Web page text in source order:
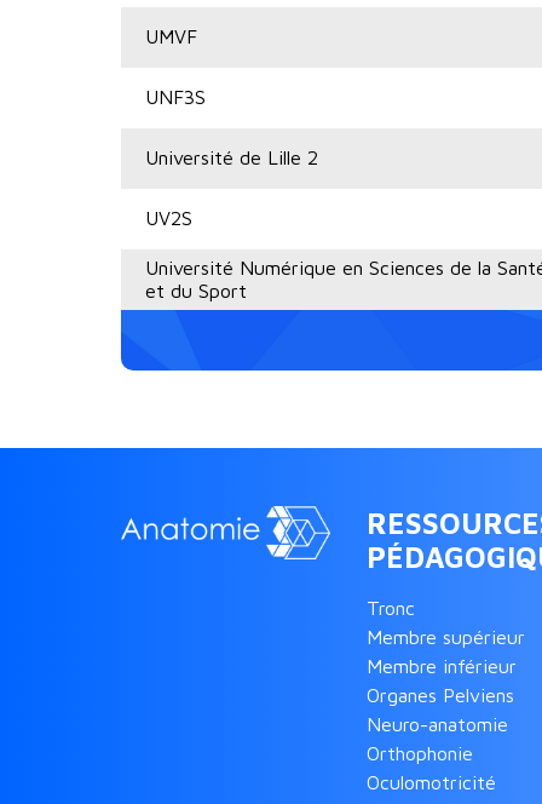
UMVF
UNF3S
Université de Lille 2
UV2S
Université Numérique en Sciences de la
et du Sport
Tronc
Membre supérieur
Membre inférieur
Organes Pelviens
Neuro-anatomie
Orthophonie
Oculomotricité